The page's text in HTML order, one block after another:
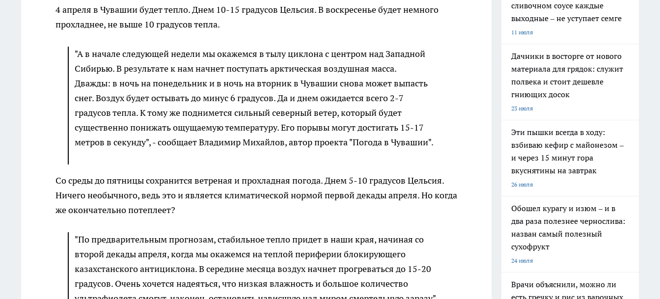
4 апреля в Чувашии будет тепло. Днем 10-15 градусов Цельсия. В воскресенье будет немного
прохладнее, не выше 10 градусов тепла.
"А в начале следующей недели мы окажемся в тылу циклона с центром над Западной
Сибирью. В результате к нам начнет поступать арктическая воздушная масса.
Дважды: в ночь на понедельник и в ночь на вторник в Чувашии снова может выпасть
снег. Воздух будет остывать до минус 6 градусов. Да и днем ожидается всего 2-7
градусов тепла. К тому же поднимется сильный северный ветер, который будет
существенно понижать ощущаемую температуру. Его порывы могут достигать 15-17
метров в секунду", - сообщает Владимир Михайлов, автор проекта "Погода в Чувашии".
Со среды до пятницы сохранится ветреная и прохладная погода. Днем 5-10 градусов Цельсия.
Ничего необычного, ведь это и является климатической нормой первой декады апреля. Но когда
же окончательно потеплеет?
"По предварительным прогнозам, стабильное тепло придет в наши края, начиная со
второй декады апреля, когда мы окажемся на теплой периферии блокирующего
казахстанского антициклона. В середине месяца воздух начнет прогреваться до 15-20
градусов. Очень хочется надеяться, что низкая влажность и большое количество
сливочном соусе каждые
выходные – не уступает семге
11 июля
Дачники в восторге от нового
материала для грядок: служит
полвека и стоит дешевле
гниющих досок
23 июля
Эти пышки всегда в ходу:
взбиваю кефир с майонезом –
и через 15 минут гора
вкуснятины на завтрак
26 июля
Обошел курагу и изюм – и в
два раза полезнее чернослива:
назван самый полезный
сухофрукт
24 июля
Врачи объяснили, можно ли
есть гречку и рис из варочных